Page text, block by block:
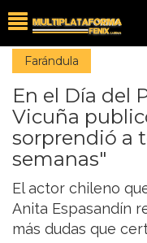
Farándula
En el Día del
Vicuña
sorprendió a
semanas"
El actor chileno
Anita Espasandín
más dudas que